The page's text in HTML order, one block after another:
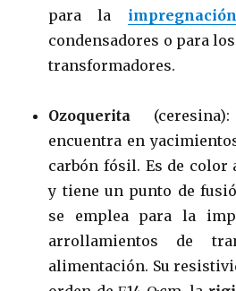
para la
condensadores o para
transformadores.
Ozoquerita
encuentra en
carbón fósil. Es de
y tiene un punto de
se emplea para la
arrollamientos de
alimentación. Su